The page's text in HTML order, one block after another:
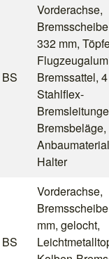
BS
Vorderachse,
332 mm,
Bremssattel,
Stahlflex-
Bremsbeläge,
Halter
BS
Vorderachse,
mm, gelocht,